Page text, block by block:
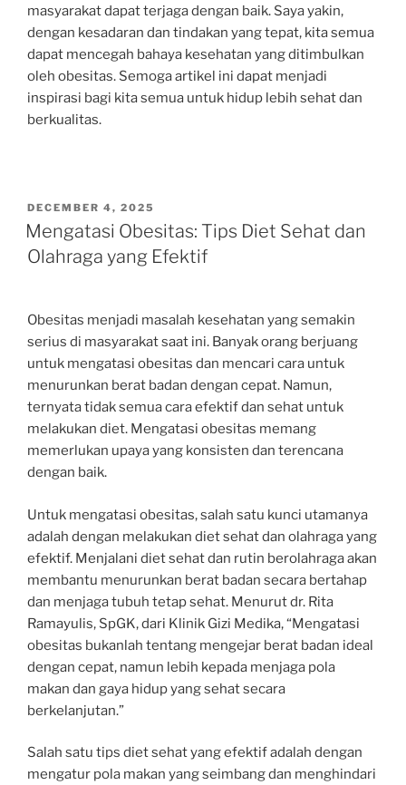
masyarakat dapat terjaga dengan baik. Saya yakin,
dengan kesadaran dan tindakan yang tepat, kita semua
dapat mencegah bahaya kesehatan yang ditimbulkan
oleh obesitas. Semoga artikel ini dapat menjadi
inspirasi bagi kita semua untuk hidup lebih sehat dan
berkualitas.
POSTED
ON
DECEMBER 4, 2025
Mengatasi Obesitas: Tips Diet Sehat dan
Olahraga yang Efektif
Obesitas menjadi masalah kesehatan yang semakin
serius di masyarakat saat ini. Banyak orang berjuang
untuk mengatasi obesitas dan mencari cara untuk
menurunkan berat badan dengan cepat. Namun,
ternyata tidak semua cara efektif dan sehat untuk
melakukan diet. Mengatasi obesitas memang
memerlukan upaya yang konsisten dan terencana
dengan baik.
Untuk mengatasi obesitas, salah satu kunci utamanya
adalah dengan melakukan diet sehat dan olahraga yang
efektif. Menjalani diet sehat dan rutin berolahraga akan
membantu menurunkan berat badan secara bertahap
dan menjaga tubuh tetap sehat. Menurut dr. Rita
Ramayulis, SpGK, dari Klinik Gizi Medika, “Mengatasi
obesitas bukanlah tentang mengejar berat badan ideal
dengan cepat, namun lebih kepada menjaga pola
makan dan gaya hidup yang sehat secara
berkelanjutan.”
Salah satu tips diet sehat yang efektif adalah dengan
mengatur pola makan yang seimbang dan menghindari